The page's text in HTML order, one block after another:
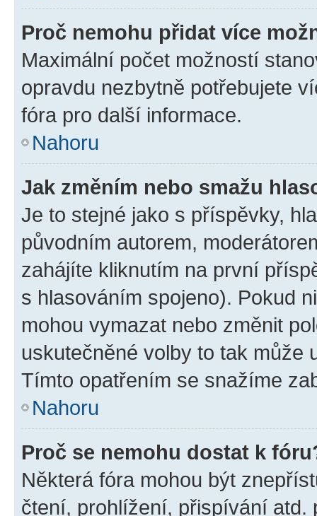
Proč nemohu přidat více
Maximální počet možností
opravdu nezbytně potřebujete
fóra pro další informace.
Nahoru
Jak změním nebo smažu
Je to stejné jako s příspěvky,
původním autorem,
zahájíte kliknutím na první
s hlasováním spojeno). Pokud
mohou vymazat nebo změnit
uskutečněné volby to tak může
Tímto opatřením se snažíme
Nahoru
Proč se nemohu dostat k
Některá fóra mohou být
čtení, prohlížení, přispívání atd.